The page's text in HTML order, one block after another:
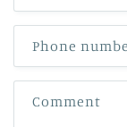
Phone
Comment